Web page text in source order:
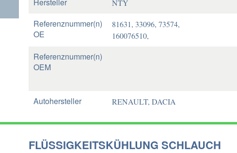
NTY
Referenznummer(n)
OE
81631, 33096, 73574,
160076510,
Referenznummer(n)
OEM
Autohersteller RENAULT, DACIA
FLÜSSIGKEITSKÜHLUNG SCHLAUCH